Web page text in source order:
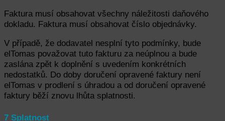
Faktura musí obsahovat všechny náležitosti daňového
dokladu. Faktura musí obsahovat číslo objednávky.
V případě, že dodavatel nesplní tyto podmínky, bude
elTomas považovat tuto fakturu za neúplnou a bude
zaslána zpět k doplnění s uvedením konkrétních
nedostatků. Do doby doručení opravené faktury není
elTomas v prodlení s úhradou a od doručení opravené
faktury běží znovu lhůta splatnosti.
7 Splatnost